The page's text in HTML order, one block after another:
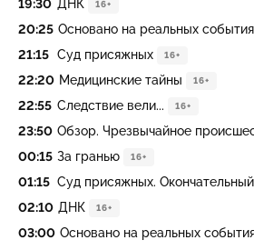
19:30 ДНК 16+
20:25 Основано на реальных
21:15 Суд присяжных 16+
22:20 Медицинские тайны 16+
22:55 Следствие вели... 16+
23:50 Обзор. Чрезвычайное
00:15 За гранью 16+
01:15 Суд присяжных.
02:10 ДНК 16+
03:00 Основано на реальных